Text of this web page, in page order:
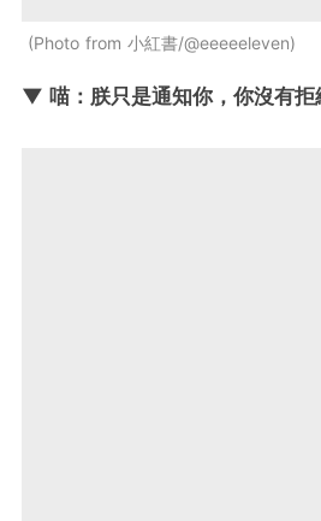
Photo from 小紅書/@eeeeeleven
▼ 喵：朕只是通知你，你沒有拒